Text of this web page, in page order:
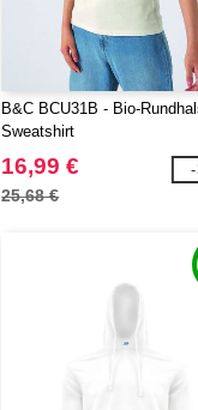
B&C BCU31B - Bio-
Sweatshirt
16,99 €
25,68 €